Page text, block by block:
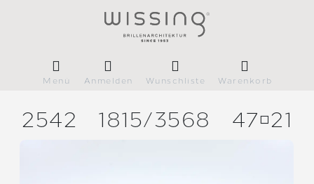
Menü Anmelden Wunschliste Warenkorb
2542 1815/3568 4721